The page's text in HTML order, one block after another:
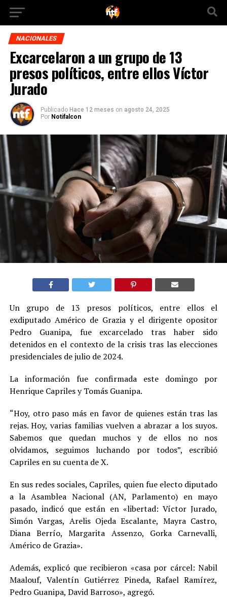
NACIONALES
Excarcelaron a un grupo de 13
presos políticos, entre ellos Víctor
Jurado
Publicado Hace 12 meses on agosto 24, 2025
Por Notifalcon
Un grupo de 13 presos políticos, entre ellos el
exdiputado Américo de Grazia y el dirigente opositor
Pedro Guanipa, fue excarcelado tras haber sido
detenidos en el contexto de la crisis tras las elecciones
presidenciales de julio de 2024.
La información fue confirmada este domingo por
Henrique Capriles y Tomás Guanipa.
“Hoy, otro paso más en favor de quienes están tras las
rejas. Hoy, varias familias vuelven a abrazar a los suyos.
Sabemos que quedan muchos y de ellos no nos
olvidamos, seguimos luchando por todos”, escribió
Capriles en su cuenta de X.
En sus redes sociales, Capriles, quien fue electo diputado
a la Asamblea Nacional (AN, Parlamento) en mayo
pasado, indicó que están en «libertad: Víctor Jurado,
Simón Vargas, Arelis Ojeda Escalante, Mayra Castro,
Diana Berrío, Margarita Assenzo, Gorka Carnevalli,
Américo de Grazia».
Además, explicó que recibieron «casa por cárcel: Nabil
Maalouf, Valentín Gutiérrez Pineda, Rafael Ramírez,
Pedro Guanipa, David Barroso», agregó.